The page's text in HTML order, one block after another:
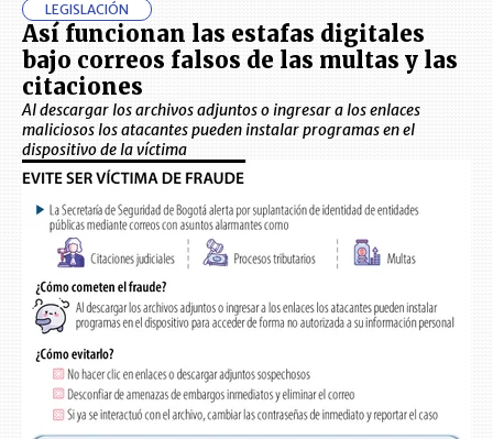
LEGISLACIÓN
Así funcionan las estafas digitales
bajo correos falsos de las multas y las
citaciones
Al descargar los archivos adjuntos o ingresar a los enlaces
maliciosos los atacantes pueden instalar programas en el
dispositivo de la víctima